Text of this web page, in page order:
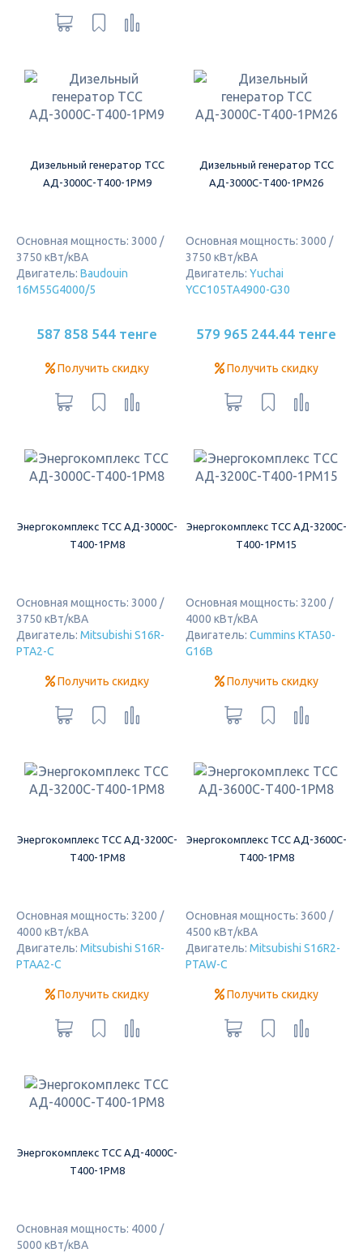
Дизельный генератор ТСС
АД-3000С-Т400-1РМ9
Основная мощность: 3000 /
3750 кВт/кВА
Двигатель: Baudouin
16M55G4000/5
587 858 544 тенге
Получить скидку
Дизельный генератор ТСС
АД-3000С-Т400-1РМ26
Основная мощность: 3000 /
3750 кВт/кВА
Двигатель: Yuchai
YCC105TA4900-G30
579 965 244.44 тенге
Получить скидку
Энергокомплекс ТСС АД-3000С-
Т400-1РМ8
Основная мощность: 3000 /
3750 кВт/кВА
Двигатель: Mitsubishi S16R-
PTA2-C
Получить скидку
Энергокомплекс ТСС АД-3200С-
Т400-1РМ15
Основная мощность: 3200 /
4000 кВт/кВА
Двигатель: Cummins KTA50-
G16B
Получить скидку
Энергокомплекс ТСС АД-3200С-
Т400-1РМ8
Основная мощность: 3200 /
4000 кВт/кВА
Двигатель: Mitsubishi S16R-
PTAA2-C
Получить скидку
Энергокомплекс ТСС АД-3600С-
Т400-1РМ8
Основная мощность: 3600 /
4500 кВт/кВА
Двигатель: Mitsubishi S16R2-
PTAW-C
Получить скидку
Энергокомплекс ТСС АД-4000С-
Т400-1РМ8
Основная мощность: 4000 /
5000 кВт/кВА